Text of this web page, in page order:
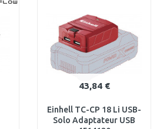
43,84 €
Einhell TC-CP 18 Li USB-
Solo Adaptateur USB